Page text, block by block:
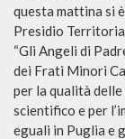
questa mattina si
Presidio
“Gli Angeli di
dei Frati Minori
per la qualità
scientifico e per
eguali in Puglia e